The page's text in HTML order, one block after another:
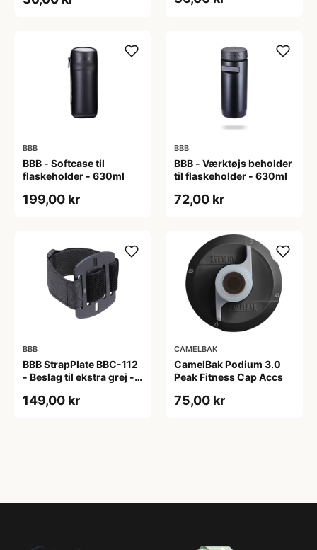
BBB
BBB - Softcase til
flaskeholder - 630ml
199,00 kr
BBB
BBB - Værktøjs beholder
til flaskeholder - 630ml
72,00 kr
BBB
BBB StrapPlate BBC-112
- Beslag til ekstra grej -
149,00 kr
CAMELBAK
CamelBak Podium 3.0
Peak Fitness Cap Accs
75,00 kr